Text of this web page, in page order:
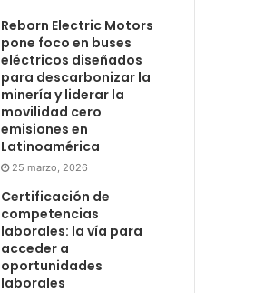
Reborn Electric Motors
pone foco en buses
eléctricos diseñados
para descarbonizar la
minería y liderar la
movilidad cero
emisiones en
Latinoamérica
25 marzo, 2026
Certificación de
competencias
laborales: la vía para
acceder a
oportunidades
laborales